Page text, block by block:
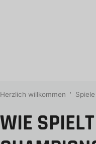
Herzlich willkommen ' Spiele
WIE